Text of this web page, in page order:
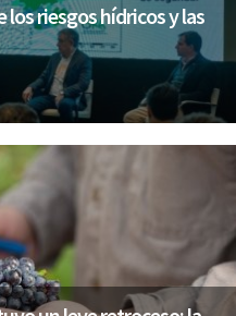
los riesgos hídricos y las